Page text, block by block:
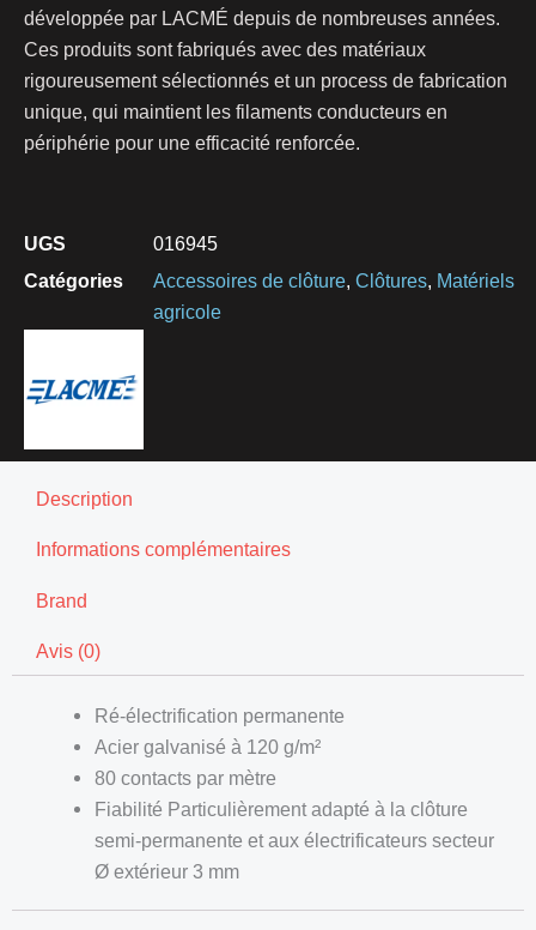
développée par LACMÉ depuis de nombreuses années.
Ces produits sont fabriqués avec des matériaux
rigoureusement sélectionnés et un process de fabrication
unique, qui maintient les filaments conducteurs en
périphérie pour une efficacité renforcée.
UGS
016945
Catégories
Accessoires de clôture Clôtures Matériels
agricole
Description
Informations complémentaires
Brand
Avis (0)
Ré-électrification permanente
Acier galvanisé à 120 g/m²
80 contacts par mètre
Fiabilité Particulièrement adapté à la clôture
semi-permanente et aux électrificateurs secteur
Ø extérieur 3 mm